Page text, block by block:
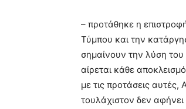
– προτάθηκε η
Τύμπου και την
σημαίνουν την λύση του
αίρεται κάθε
με τις προτάσεις
τουλάχιστον δεν